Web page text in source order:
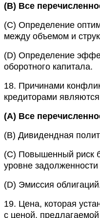
(B) Все
(C) Определение
между объемом и
(D) Определение
оборотного капитала.
18. Причинами
кредиторами
(A) Все
(B) Дивидендная
(C) Повышенный риск
уровне
(D) Эмиссия
19. Цена, которая
с ценой,